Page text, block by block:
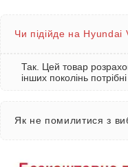
Чи підійде на Hyundai
Так. Цей товар
інших поколінь
Як не помилитися з